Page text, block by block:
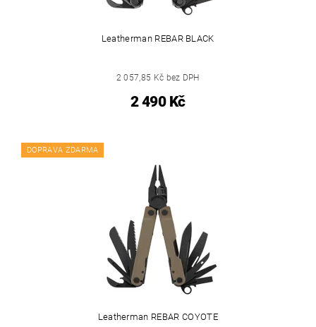
Leatherman REBAR BLACK
2 057,85 Kč bez DPH
2 490 Kč
DOPRAVA ZDARMA
Leatherman REBAR COYOTE